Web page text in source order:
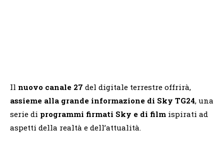
Il nuovo canale 27 del digitale terrestre offrirà,
assieme alla grande informazione di Sky TG24, una
serie di programmi firmati Sky e di film ispirati ad
aspetti della realtà e dell’attualità.